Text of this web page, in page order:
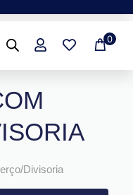
0
Divisoria